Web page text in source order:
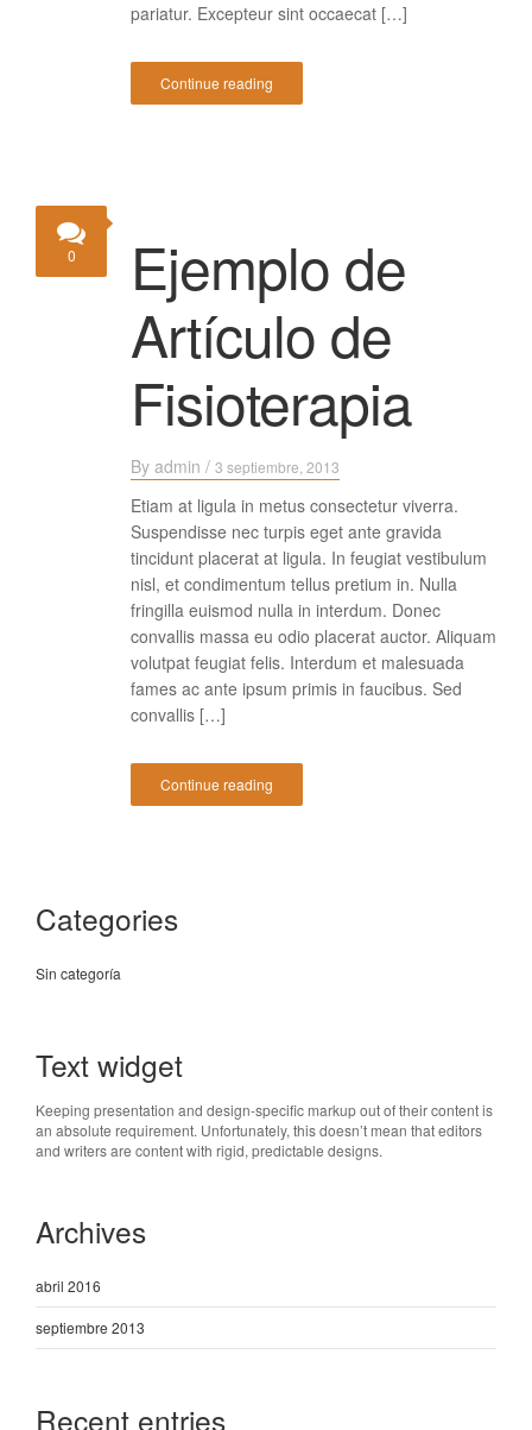
pariatur. Excepteur sint occaecat […]
Continue reading
0
Ejemplo de
Artículo de
Fisioterapia
By admin / 3 septiembre, 2013
Etiam at ligula in metus consectetur viverra.
Suspendisse nec turpis eget ante gravida
tincidunt placerat at ligula. In feugiat vestibulum
nisl, et condimentum tellus pretium in. Nulla
fringilla euismod nulla in interdum. Donec
convallis massa eu odio placerat auctor. Aliquam
volutpat feugiat felis. Interdum et malesuada
fames ac ante ipsum primis in faucibus. Sed
convallis […]
Continue reading
Categories
Sin categoría
Text widget
Keeping presentation and design-specific markup out of their content is
an absolute requirement. Unfortunately, this doesn’t mean that editors
and writers are content with rigid, predictable designs.
Archives
abril 2016
septiembre 2013
Recent entries